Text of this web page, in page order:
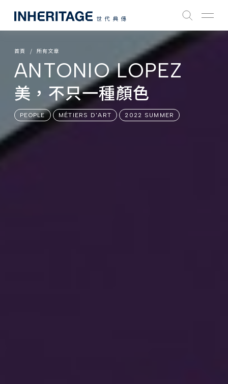
首頁 所有文章
ANTONIO LOPEZ
美，不只一種顏色
PEOPLE MÉTIERS D'ART 2022 SUMMER